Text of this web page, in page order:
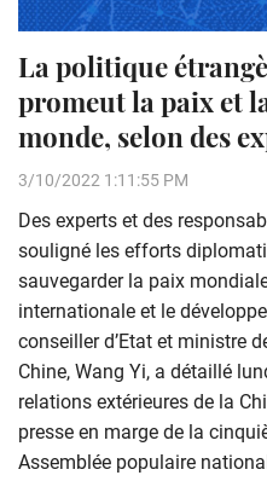
La politique
promeut la paix et
monde, selon des
3/10/2022 1:11:55 PM
Des experts et des
souligné les efforts
sauvegarder la paix
internationale et le
conseiller d’Etat et ministre
Chine, Wang Yi, a détaillé
relations extérieures de la
presse en marge de la
Assemblée populaire